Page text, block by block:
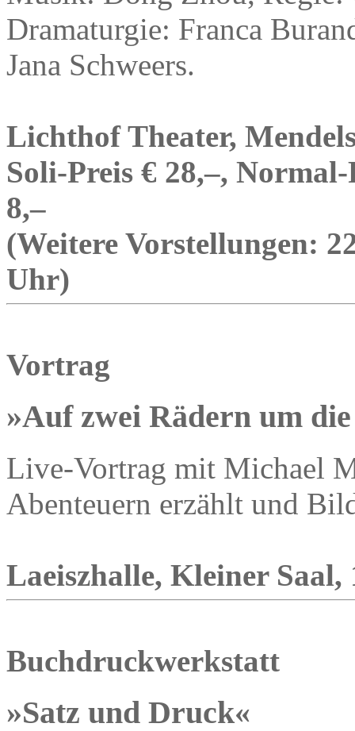
Dramaturgie: Franca
Jana Schweers.
Lichthof Theater,
Soli-Preis € 28,–,
8,–
(Weitere Vorstellungen:
Uhr)
Vortrag
»Auf zwei Rädern um
Live-Vortrag mit Michael
Abenteuern erzählt und
Laeiszhalle, Kleiner Saal,
Buchdruckwerkstatt
»Satz und Druck«